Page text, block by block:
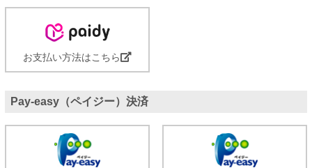
お支払い方法はこちら
Pay-easy（ペイジー）決済